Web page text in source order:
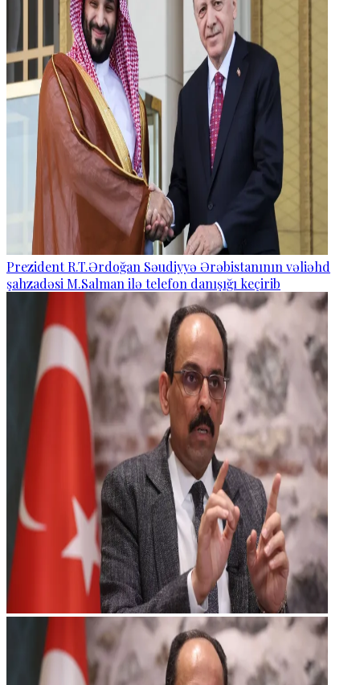
Prezident R.T.Ərdoğan Səudiyyə Ərəbistanının vəliəhd
şahzadəsi M.Salman ilə telefon danışığı keçirib